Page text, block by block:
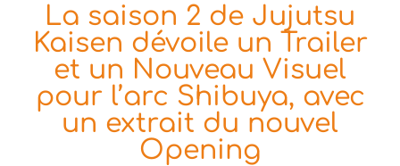
La saison 2 de Jujutsu
Kaisen dévoile un Trailer
et un Nouveau Visuel
pour l’arc Shibuya, avec
un extrait du nouvel
Opening